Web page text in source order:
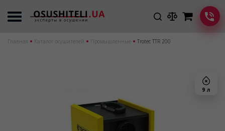
Главная Каталог осушителей Промышленные Trotec TTR 200
9 л